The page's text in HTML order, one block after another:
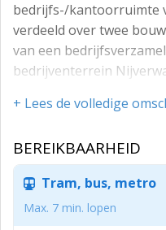
bedrijfs-/kantoorruimte
verdeeld over twee
van een
bedrijventerrein
bedrijfsruimte op de
afgewerkte betonvloer,
Ashford Formula, een
overheaddeur,
+ Lees de volledige
BEREIKBAARHEID
Tram, bus, metro
Max. 7 min. lopen